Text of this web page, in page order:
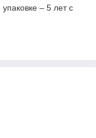
– 5 лет с